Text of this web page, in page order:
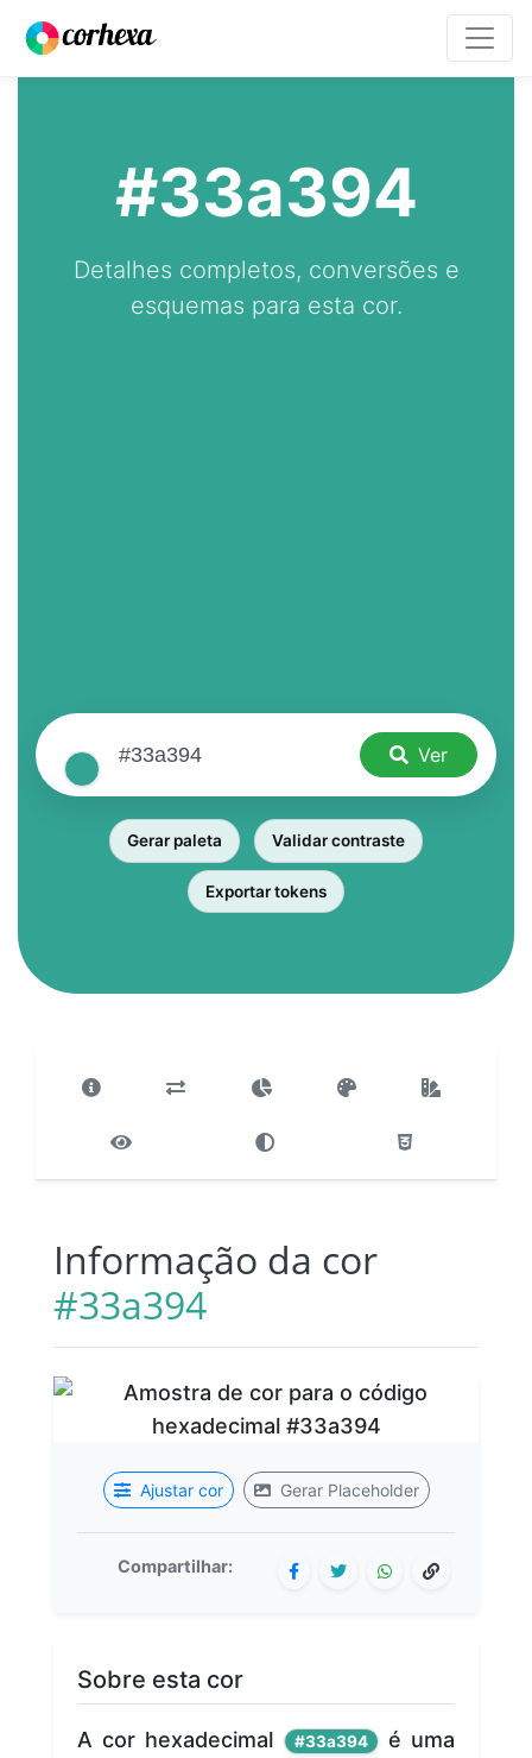
#33a394
Detalhes completos, conversões e
esquemas para esta cor.
Ver
Gerar paleta Validar contraste
Exportar tokens
Informação da cor
#33a394
Ajustar cor Gerar Placeholder
Compartilhar:
Sobre esta cor
A cor hexadecimal #33a394 é uma